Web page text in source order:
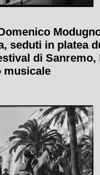
seduti in platea
di Sanremo,
musicale